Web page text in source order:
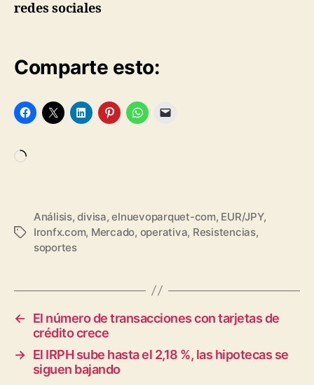
redes sociales
Comparte esto:
Etiquetas
Análisis,divisa,elnuevoparquet-com, EUR/JPY,
Ironfx.com, Mercado, operativa, Resistencias,
soportes
←
El número de transacciones con tarjetas de
crédito crece
→ El IRPH sube hasta el 2,18 %, las hipotecas se
siguen bajando